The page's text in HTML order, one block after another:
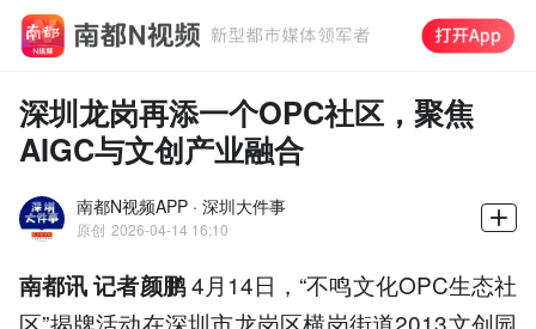
深圳龙岗再添一个OPC社区，聚焦
AIGC与文创产业融合
南都N视频APP · 深圳大件事
原创 2026-04-14 16:10
南都讯 记者颜鹏4月14日，“不鸣文化OPC生态社
区”揭牌活动在深圳市龙岗区横岗街道2013文创园